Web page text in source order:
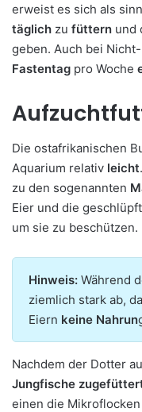
erweist es sich als
täglich zu füttern und
geben. Auch bei
Fastentag pro Woche
Die ostafrikanischen
Aquarium relativ leicht
zu den sogenannten
Eier und die
um sie zu beschützen.
Hinweis: Während
ziemlich stark ab,
Eiern keine Nahrun
Nachdem der Dotter
Jungfische
einen die